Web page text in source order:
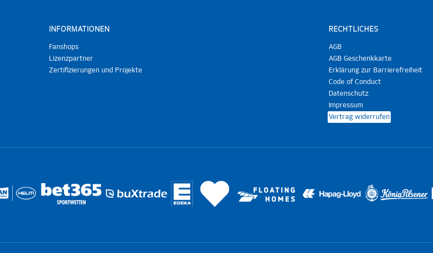
INFORMATIONEN
Fanshops
Lizenzpartner
Zertifizierungen und Projekte
RECHTLICHES
AGB
AGB Geschenkkarte
Erklärung zur Barrierefreiheit
Code of Conduct
Datenschutz
Impressum
Vertrag widerrufen